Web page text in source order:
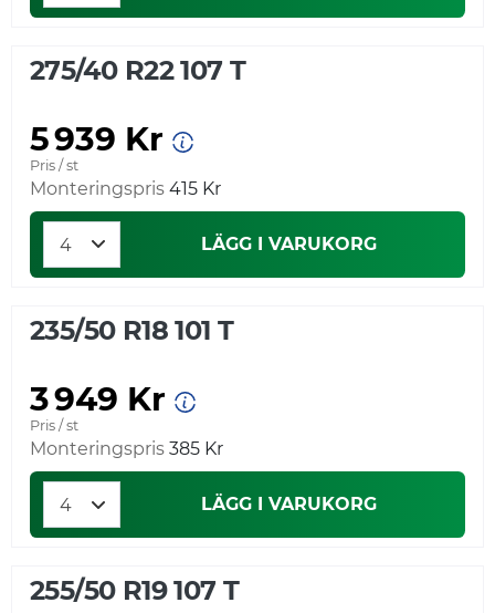
275/40 R22 107 T
5 939 Kr
Pris / st
Monteringspris 415 Kr
LÄGG I VARUKORG
235/50 R18 101 T
3 949 Kr
Pris / st
Monteringspris 385 Kr
LÄGG I VARUKORG
255/50 R19 107 T